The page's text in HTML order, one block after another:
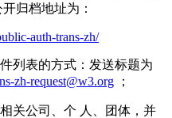
归档地址为：
auth-trans-zh/
列表的方式：发送标题为
zh-request@w3.org ；
关公司、个 人、团体，并